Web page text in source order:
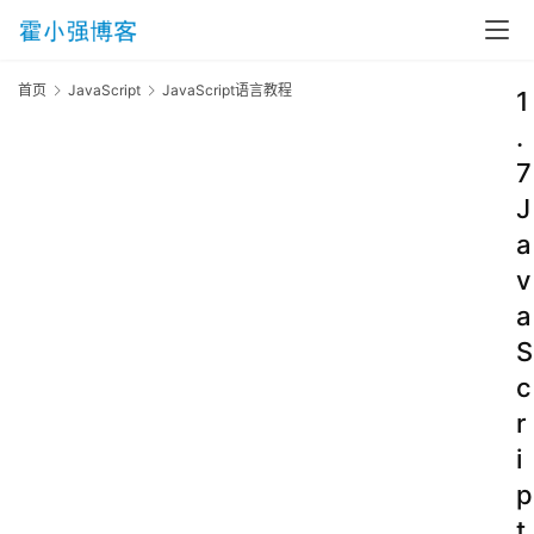
首页 JavaScript JavaScript语言教程
1
.
7
J
a
v
a
S
c
r
i
p